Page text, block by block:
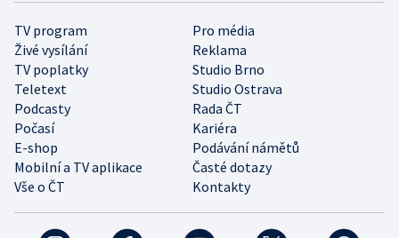
TV program
Pro média
Živé vysílání
Reklama
TV poplatky
Studio Brno
Teletext
Studio Ostrava
Podcasty
Rada ČT
Počasí
Kariéra
E-shop
Podávání námětů
Mobilní a TV aplikace
Časté dotazy
Vše o ČT
Kontakty